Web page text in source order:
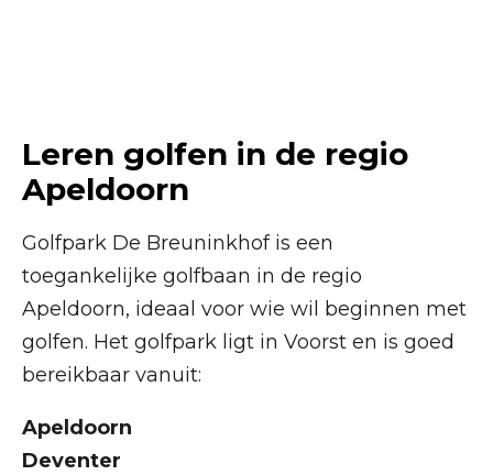
Leren golfen in de regio
Apeldoorn
Golfpark De Breuninkhof is een
toegankelijke golfbaan in de regio
Apeldoorn, ideaal voor wie wil beginnen met
golfen. Het golfpark ligt in Voorst en is goed
bereikbaar vanuit:
Apeldoorn
Deventer